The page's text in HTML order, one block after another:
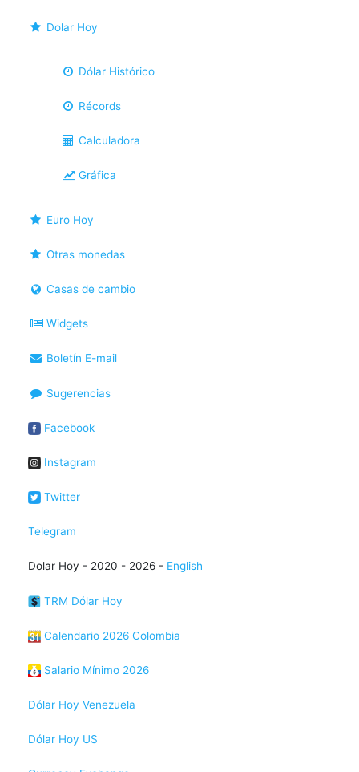
Dolar Hoy
Dólar Histórico
Récords
Calculadora
Gráfica
Euro Hoy
Otras monedas
Casas de cambio
Widgets
Boletín E-mail
Sugerencias
Facebook
Instagram
Twitter
Telegram
Dolar Hoy - 2020 - 2026 - English
TRM Dólar Hoy
Calendario 2026 Colombia
Salario Mínimo 2026
Dólar Hoy Venezuela
Dólar Hoy US